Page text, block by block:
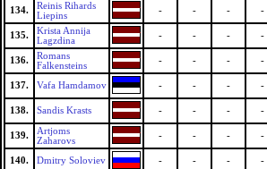
134.
Reinis Rihards
Liepins
- - - -
135.
Krista Annija
Lagzdina
- - - -
136.
Romans
Falkensteins
- - - -
137. Vafa Hamdamov - - - -
138. Sandis Krasts - - - -
139.
Artjoms
Zaharovs
- - - -
140. Dmitry Soloviev - - - -